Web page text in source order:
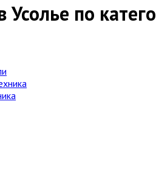
Усолье по